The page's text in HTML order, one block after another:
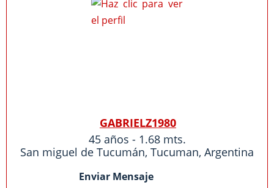
GABRIELZ1980
45 años - 1.68 mts.
San miguel de Tucumán, Tucuman, Argentina
Enviar Mensaje